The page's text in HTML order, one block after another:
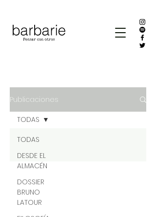
Publicaciones
TODAS
DESDE EL
ALMACÉN
DOSSIER
BRUNO
LATOUR
TODAS